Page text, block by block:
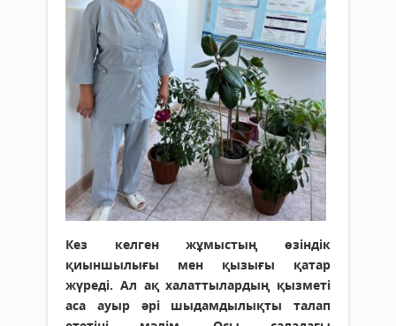
Кез келген жұмыстың өзіндік
қиыншылығы мен қызығы қатар
жүреді. Ал ақ халаттылардың қызметі
аса ауыр әрі шыдамдылықты талап